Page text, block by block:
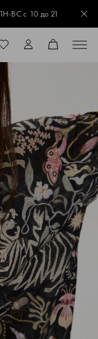
ВС с 10 до 21
ЛИЧНЫЙ КАБИНЕТ
КОРЗИНАМеню